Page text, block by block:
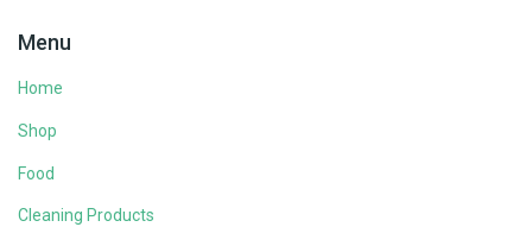
Menu
Home
Shop
Food
Cleaning Products